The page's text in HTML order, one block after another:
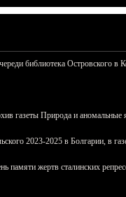
библиотека Островского в
газеты Природа и
2023-2025 в Болгарии, в
памяти жертв сталинских